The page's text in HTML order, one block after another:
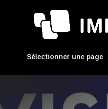
Sélectionner une page